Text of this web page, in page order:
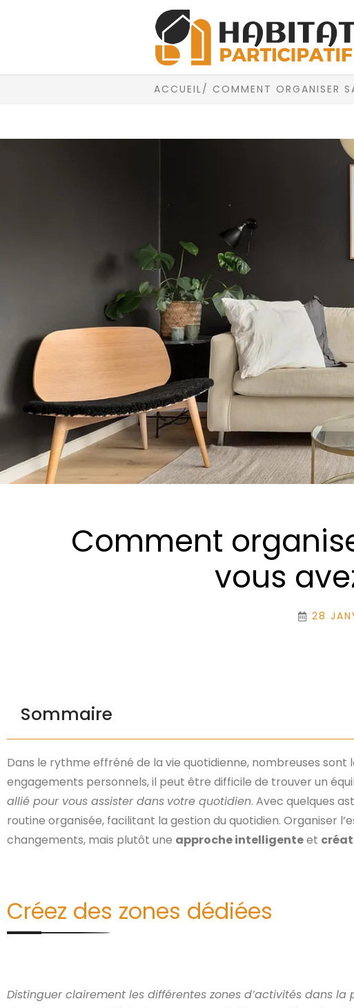
ACCUEIL/ COMMENT ORGANISER
Comment
vous
28
Sommaire
Dans le rythme effréné de la vie quotidienne, nombreuses
engagements personnels, il peut être difficile de trouver un
allié pour vous assister dans votre quotidien. Avec quelques
routine organisée, facilitant la gestion du quotidien. Organiser
changements, mais plutôt une approche intelligenteet
Créez des zones dédiées
Distinguer clairement les différentes zones d’activités dans